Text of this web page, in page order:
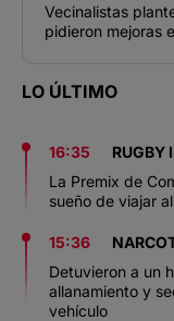
Vecinalistas
pidieron mejoras
LO ÚLTIMO
16:35
RUGBY
La Premix de
sueño de viajar
15:36
Detuvieron a un
allanamiento y
vehículo